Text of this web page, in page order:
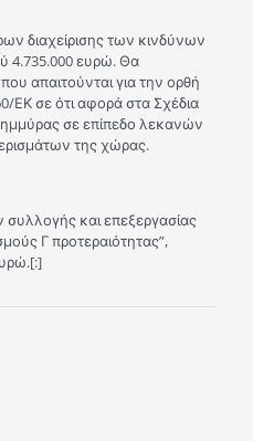
διαχείρισης των κινδύνων
4.735.000 ευρώ. Θα
απαιτούνται για την ορθή
ΕΚ σε ότι αφορά στα Σχέδια
σε επίπεδο λεκανών
της χώρας.
και επεξεργασίας
Γ προτεραιότητας”,